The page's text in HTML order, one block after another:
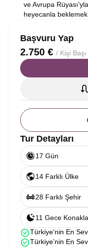
ve Avrupa
heyecanla beklemek
Başvuru Yap
2.750 € / Kişi Başı
Tur Detayları
17 Gün
14 Farklı Ülke
28 Farklı Şehir
11 Gece
Türkiye'nin En
Türkiye’nin En